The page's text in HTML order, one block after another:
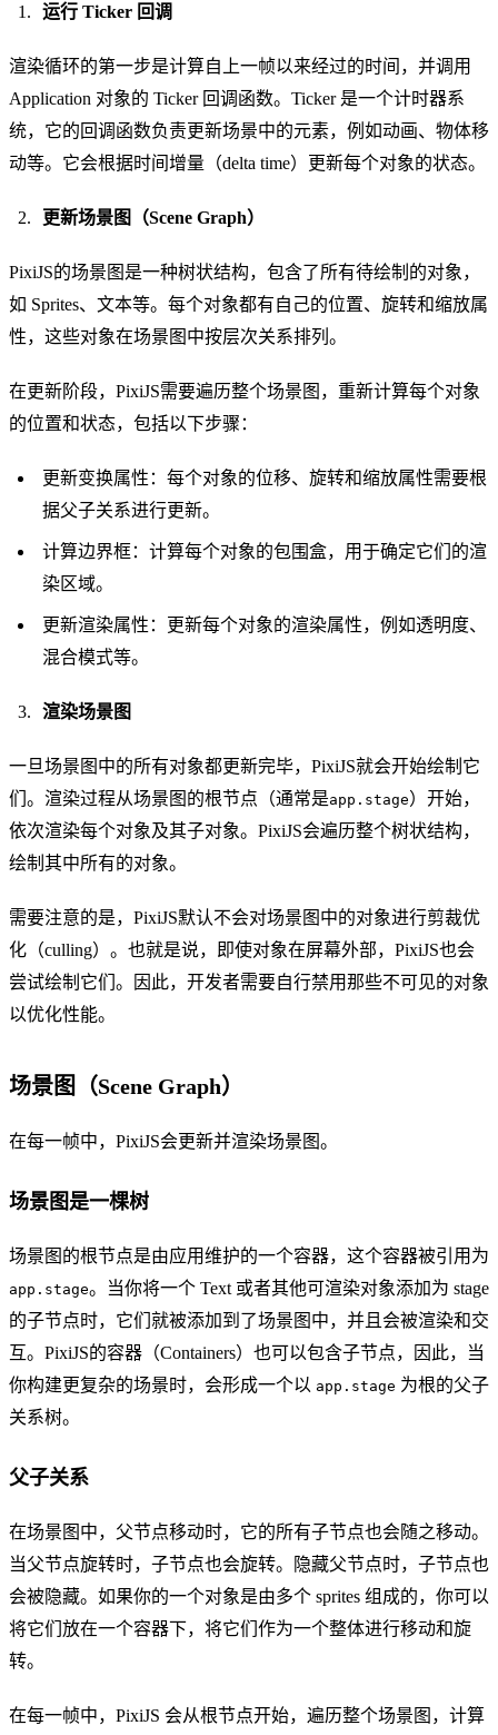
运行 Ticker 回调
渲染循环的第一步是计算自上一帧以来经过的时间，并调用
Application 对象的 Ticker 回调函数。Ticker 是一个计时器系
统，它的回调函数负责更新场景中的元素，例如动画、物体移
动等。它会根据时间增量（delta time）更新每个对象的状态。
更新场景图（Scene Graph）
PixiJS的场景图是一种树状结构，包含了所有待绘制的对象，
如 Sprites、文本等。每个对象都有自己的位置、旋转和缩放属
性，这些对象在场景图中按层次关系排列。
在更新阶段，PixiJS需要遍历整个场景图，重新计算每个对象
的位置和状态，包括以下步骤：
更新变换属性：每个对象的位移、旋转和缩放属性需要根
据父子关系进行更新。
计算边界框：计算每个对象的包围盒，用于确定它们的渲
染区域。
更新渲染属性：更新每个对象的渲染属性，例如透明度、
混合模式等。
渲染场景图
一旦场景图中的所有对象都更新完毕，PixiJS就会开始绘制它
们。渲染过程从场景图的根节点（通常是app.stage）开始，
依次渲染每个对象及其子对象。PixiJS会遍历整个树状结构，
绘制其中所有的对象。
需要注意的是，PixiJS默认不会对场景图中的对象进行剪裁优
化（culling）。也就是说，即使对象在屏幕外部，PixiJS也会
尝试绘制它们。因此，开发者需要自行禁用那些不可见的对象
以优化性能。
场景图（Scene Graph）
在每一帧中，PixiJS会更新并渲染场景图。
场景图是一棵树
场景图的根节点是由应用维护的一个容器，这个容器被引用为
app.stage。当你将一个 Text 或者其他可渲染对象添加为 stage
的子节点时，它们就被添加到了场景图中，并且会被渲染和交
互。PixiJS的容器（Containers）也可以包含子节点，因此，当
你构建更复杂的场景时，会形成一个以 app.stage 为根的父子
关系树。
父子关系
在场景图中，父节点移动时，它的所有子节点也会随之移动。
当父节点旋转时，子节点也会旋转。隐藏父节点时，子节点也
会被隐藏。如果你的一个对象是由多个 sprites 组成的，你可以
将它们放在一个容器下，将它们作为一个整体进行移动和旋
转。
在每一帧中，PixiJS 会从根节点开始，遍历整个场景图，计算